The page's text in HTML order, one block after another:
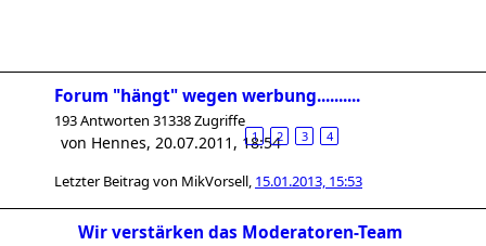
Forum "hängt" wegen werbung..........
193 Antworten 31338 Zugriffe
1 2 3 4
von Hennes, 20.07.2011, 18:54
Letzter Beitrag von MikVorsell, 15.01.2013, 15:53
Wir verstärken das Moderatoren-Team